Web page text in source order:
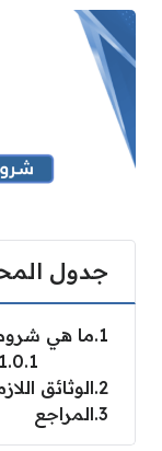
جدول
1 ما هي
1.0.1
2 الوثائق
3 المراجع